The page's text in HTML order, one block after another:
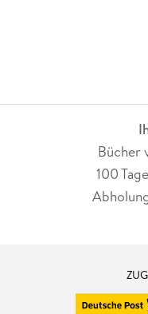
Bücher
100